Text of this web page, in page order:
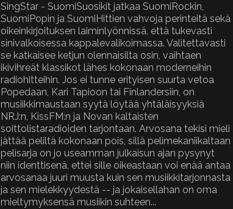
SingStar - SuomiSuosikit jatkaa SuomiRockin,
SuomiPopin ja SuomiHittien vahvoja perinteitä sekä
oikeinkirjoituksen laiminlyönnissä, että tukevasti
sinivalkoisessa kappalevalikoimassa. Valitettavasti
se katkaisee ketjun olennaisilta osin, vaihtaen
ikivihreät klassikot lähes kokonaan moderneihin
radiohitteihin. Jos ei tunne erityisen suurta vetoa
Popedaan, Kari Tapioon tai Finlandersiin, on
musiikkimaustaan syytä löytää yhtäläisyyksiä
NRJ:n, KissFM:n ja Novan kaltaisten
soittolistaradioiden tarjontaan. Arvosana tekisi mieli
jättää peliltä kokonaan pois, sillä pelimekaniikaltaan
pelisarja on jo useamman julkaisun ajan pysynyt
niin identtisenä, ettei sille oikeastaan voi enää antaa
arvosanaa juuri muusta kuin sen musiikkitarjonnasta
ja sen mielekkyydestä -- ja jokaisellahan on oma
mieltymyksensä musiikin suhteen...